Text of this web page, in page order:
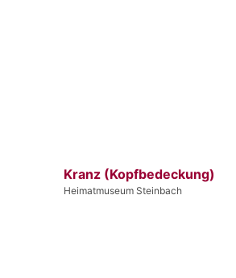
Kranz (Kopfbedeckung)
Heimatmuseum Steinbach